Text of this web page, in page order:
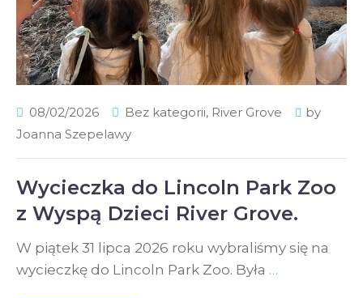
08/02/2026 Bez kategorii, River Grove
by
Joanna Szepelawy
Wycieczka do Lincoln Park Zoo
z Wyspą Dzieci River Grove.
W piątek 31 lipca 2026 roku wybraliśmy się na
wycieczkę do Lincoln Park Zoo. Była …